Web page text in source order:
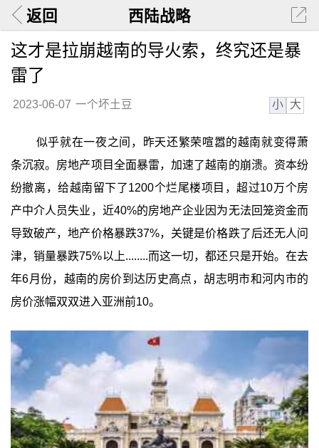
返回 西陆战略
这才是拉崩越南的导火索，终究还是暴
雷了
2023-06-07 一个坏土豆 小 大
似乎就在一夜之间，昨天还繁荣喧嚣的越南就变得萧
条沉寂。房地产项目全面暴雷，加速了越南的崩溃。资本纷
纷撤离，给越南留下了1200个烂尾楼项目，超过10万个房
产中介人员失业，近40%的房地产企业因为无法回笼资金而
导致破产，地产价格暴跌37%，关键是价格跌了后还无人问
津，销量暴跌75%以上........而这一切，都还只是开始。在去
年6月份，越南的房价到达历史高点，胡志明市和河内市的
房价涨幅双双进入亚洲前10。